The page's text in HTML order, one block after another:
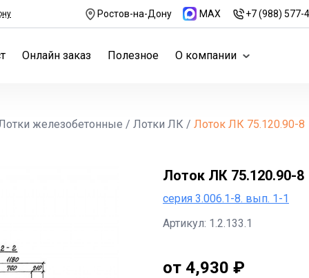
Ростов-на-Дону MAX +7 (988) 577-
Онлайн заказ Полезное О компании
железобетонные / Лотки ЛК / Лоток ЛК 75.120.90-8
Лоток ЛК 75.120.90-8
серия 3.006.1-8. вып. 1-1
Артикул: 1.2.133.1
от 4,930 ₽